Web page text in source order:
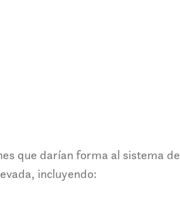
que darían forma al sistema de
incluyendo: